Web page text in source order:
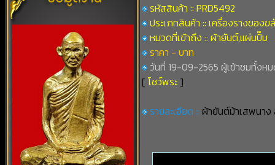
รหัสสินค้า :: PRD5492
ประเภทสินค้า :: เครื่องรางของข
หมวดที่เข้าถึง :: ผ้ายันต์,แผ่นปั๊ม
ราคา - บาท
วันที่ 19-09-2565 ผู้เข้าชมทั้งห
[ โชว์พระ ]
รายละเอียด :: ผ้ายันต์ม้าเสพนาง